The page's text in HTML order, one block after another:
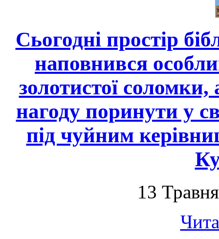
Сьогодні простір
наповнився
золотистої
нагоду поринути у
під чуйним
13